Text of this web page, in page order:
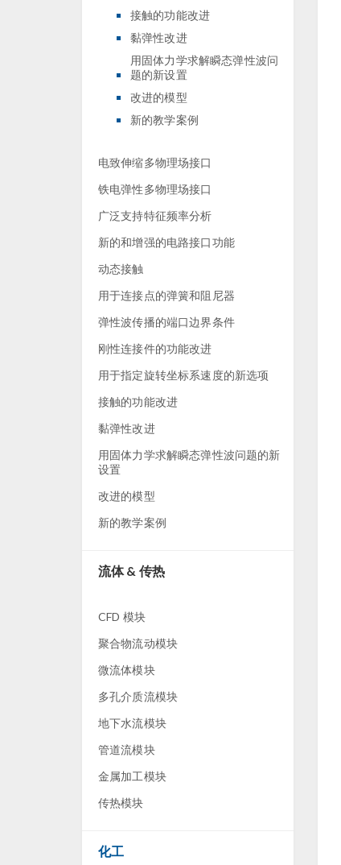
接触的功能改进
黏弹性改进
用固体力学求解瞬态弹性波问
题的新设置
改进的模型
新的教学案例
电致伸缩多物理场接口
铁电弹性多物理场接口
广泛支持特征频率分析
新的和增强的电路接口功能
动态接触
用于连接点的弹簧和阻尼器
弹性波传播的端口边界条件
刚性连接件的功能改进
用于指定旋转坐标系速度的新选项
接触的功能改进
黏弹性改进
用固体力学求解瞬态弹性波问题的新
设置
改进的模型
新的教学案例
流体 & 传热
CFD 模块
聚合物流动模块
微流体模块
多孔介质流模块
地下水流模块
管道流模块
金属加工模块
传热模块
化工